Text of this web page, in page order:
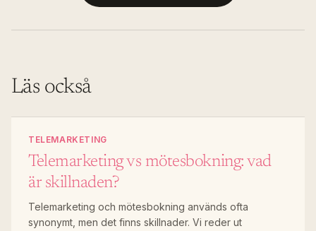
Läs också
TELEMARKETING
Telemarketing vs mötesbokning: vad
är skillnaden?
Telemarketing och mötesbokning används ofta
synonymt, men det finns skillnader. Vi reder ut